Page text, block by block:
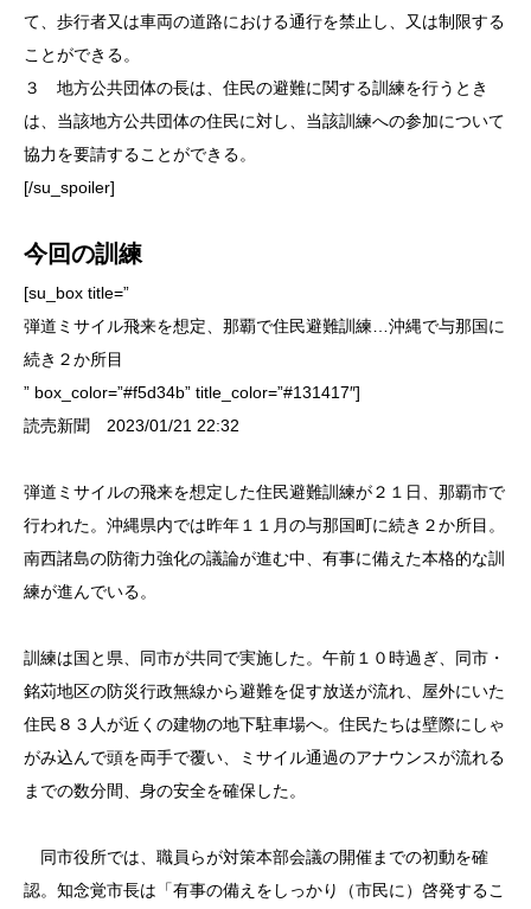
て、歩行者又は車両の道路における通行を禁止し、又は制限する
ことができる。
３ 地方公共団体の長は、住民の避難に関する訓練を行うとき
は、当該地方公共団体の住民に対し、当該訓練への参加について
協力を要請することができる。
[/su_spoiler]
今回の訓練
[su_box title=”
弾道ミサイル飛来を想定、那覇で住民避難訓練…沖縄で与那国に
続き２か所目
” box_color=”#f5d34b” title_color=”#131417″]
読売新聞 2023/01/21 22:32
弾道ミサイルの飛来を想定した住民避難訓練が２１日、那覇市で
行われた。沖縄県内では昨年１１月の与那国町に続き２か所目。
南西諸島の防衛力強化の議論が進む中、有事に備えた本格的な訓
練が進んでいる。
訓練は国と県、同市が共同で実施した。午前１０時過ぎ、同市・
銘苅地区の防災行政無線から避難を促す放送が流れ、屋外にいた
住民８３人が近くの建物の地下駐車場へ。住民たちは壁際にしゃ
がみ込んで頭を両手で覆い、ミサイル通過のアナウンスが流れる
までの数分間、身の安全を確保した。
同市役所では、職員らが対策本部会議の開催までの初動を確
認。知念覚市長は「有事の備えをしっかり（市民に）啓発するこ